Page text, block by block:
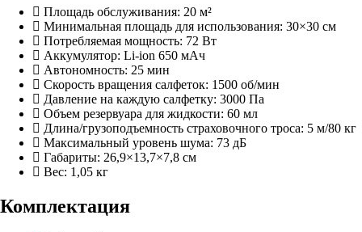
Площадь обслуживания: 20 м²
Минимальная площадь для использования: 30×30 см
Потребляемая мощность: 72 Вт
Аккумулятор: Li-ion 650 мАч
Автономность: 25 мин
Скорость вращения салфеток: 1500 об/мин
Давление на каждую салфетку: 3000 Па
Объем резервуара для жидкости: 60 мл
Длина/грузоподъемность страховочного троса: 5 м/80 кг
Максимальный уровень шума: 73 дБ
Габариты: 26,9×13,7×7,8 см
Вес: 1,05 кг
Комплектация